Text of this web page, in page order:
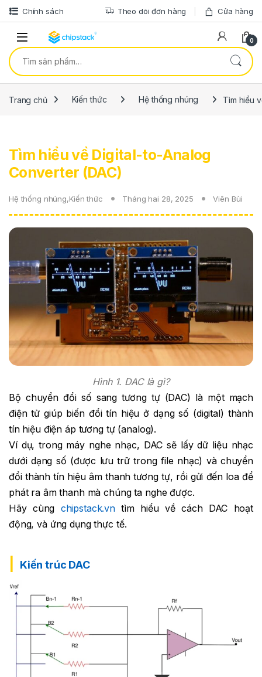
Bỏ qua để điều hướng
Bỏ qua nội dung
Chính sách Theo dõi đơn hàng Cửa hàng
0
Tìm kiếm:
Trang chủ Kiến thức Hệ thống nhúng Tìm hiểu
Tìm hiểu về Digital-to-Analog
Converter (DAC)
Hệ thống nhúng,Kiến thức Tháng hai 28, 2025 Viên Bùi
Hình 1. DAC là gì?
Bộ chuyển đổi số sang tương tự (DAC) là một mạch
điện tử giúp biến đổi tín hiệu ở dạng số (digital) thành
tín hiệu điện áp tương tự (analog).
Ví dụ, trong máy nghe nhạc, DAC sẽ lấy dữ liệu nhạc
dưới dạng số (được lưu trữ trong file nhạc) và chuyển
đổi thành tín hiệu âm thanh tương tự, rồi gửi đến loa để
phát ra âm thanh mà chúng ta nghe được.
Hãy cùng chipstack.vntìm hiểu về cách DAC hoạt
động, và ứng dụng thực tế.
Kiến trúc DAC